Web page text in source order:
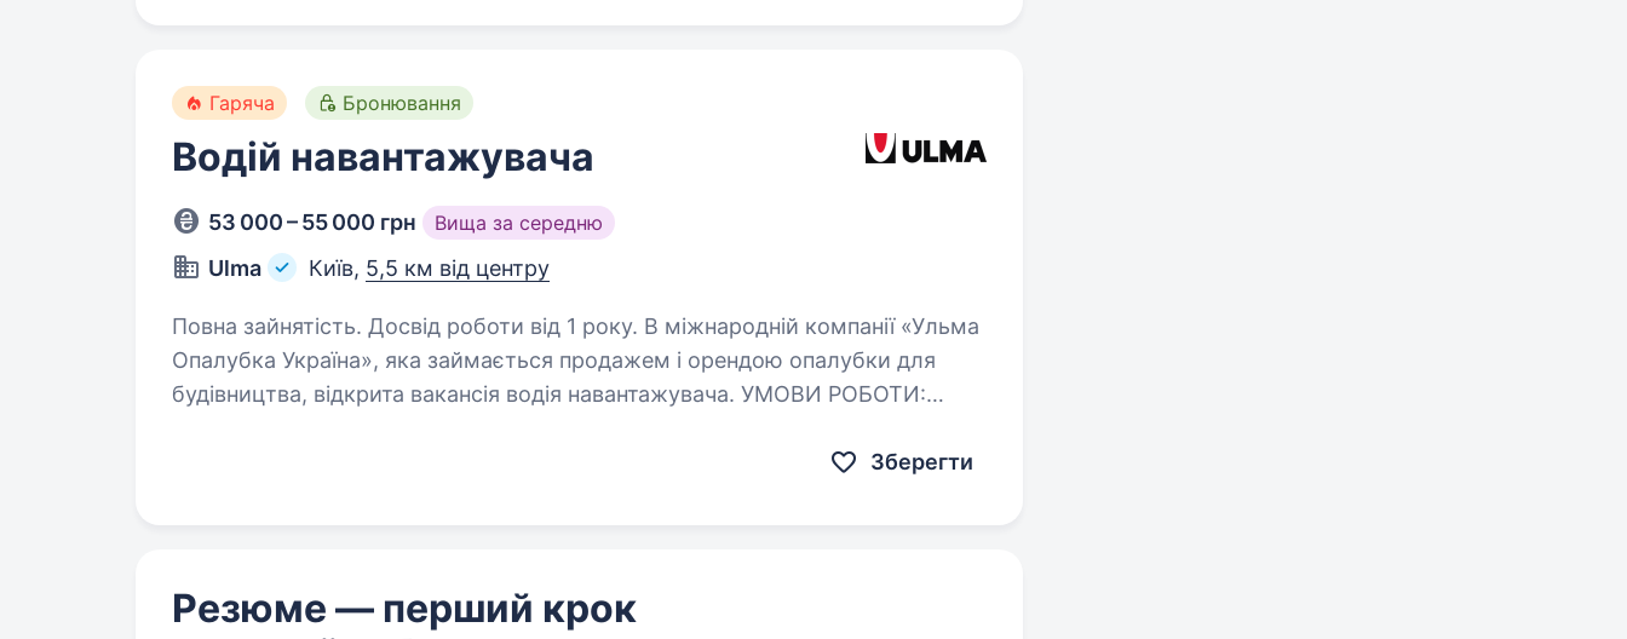
Гаряча Бронювання
Водій навантажувача
53 000 – 55 000 грн Вища за середню
Ulma Київ, 5,5 км від центру
Повна зайнятість. Досвід роботи від 1 року. В міжнародній компанії «Ульма
Опалубка Україна», яка займається продажем і орендою опалубки для
будівництва, відкрита вакансія водія навантажувача. УМОВИ РОБОТИ:
Зберегти
Резюме — перший крок